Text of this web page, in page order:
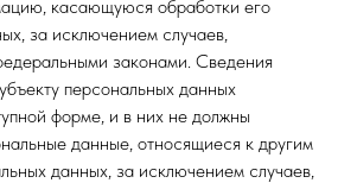
касающуюся обработки его
за исключением случаев,
законами. Сведения
персональных данных
форме, и в них не должны
данные, относящиеся к другим
данных, за исключением случаев,